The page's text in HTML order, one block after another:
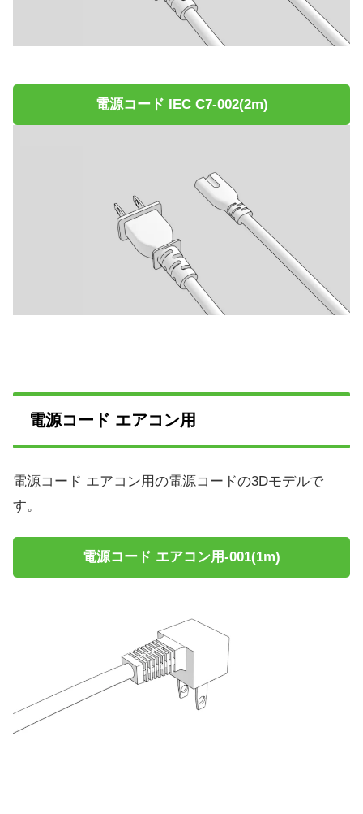
電源コード IEC C7-002(2m)
電源コード エアコン用
電源コード エアコン用の電源コードの3Dモデルで
す。
電源コード エアコン用-001(1m)